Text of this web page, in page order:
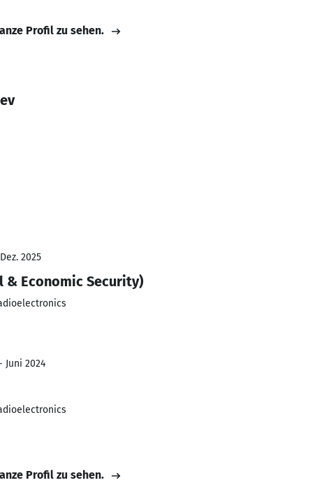
Profil zu sehen.
2025
& Economic Security)
Juni 2024
Profil zu sehen.